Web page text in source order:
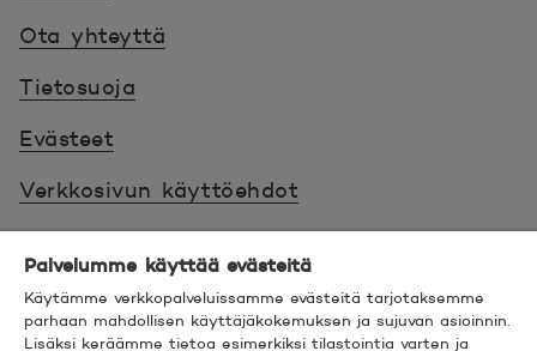
Ota yhteyttä
Tietosuoja
Evästeet
Verkkosivun käyttöehdot
Turvallinen asiointi
Saavutettavuus
Palvelumme käyttää evästeitä
Käytämme verkkopalveluissamme evästeitä tarjotaksemme
parhaan mahdollisen käyttäjäkokemuksen ja sujuvan asioinnin.
Lisäksi keräämme tietoa esimerkiksi tilastointia varten ja